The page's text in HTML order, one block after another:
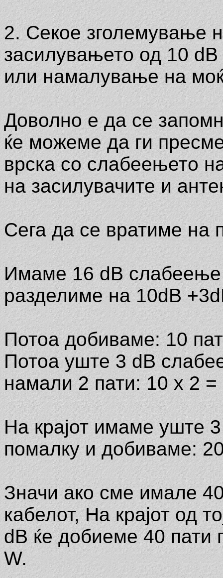
2. Секое зголемување
засилувањето од 10
или намалување на
Доволно е да се
ќе можеме да ги
врска со слабеењето
на засилувачите и
Сега да се вратиме на
Имаме 16 dB слабеење
разделиме на 10dB
Потоа добиваме: 10
Потоа уште 3 dB
намали 2 пати: 10 х 2 =
На крајот имаме уште
помалку и добиваме:
Значи ако сме имале
кабелот, На крајот од
dB ќе добиеме 40
W.